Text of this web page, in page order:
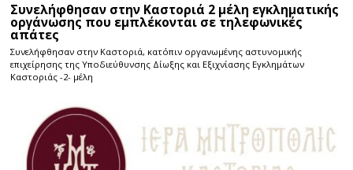
Συνελήφθησαν στην Καστοριά 2 μέλη εγκληματικής
οργάνωσης που εμπλέκονται σε τηλεφωνικές
απάτες
Συνελήφθησαν στην Καστοριά, κατόπιν οργανωμένης αστυνομικής
επιχείρησης της Υποδιεύθυνσης Δίωξης και Εξιχνίασης Εγκλημάτων
Καστοριάς -2- μέλη